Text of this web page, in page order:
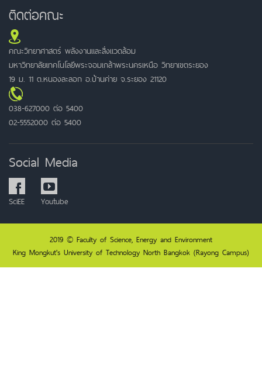
ติดต่อคณะ
คณะวิทยาศาสตร์ พลังงานและสิ่งแวดล้อม
มหาวิทยาลัยเทคโนโลยีพระจอมเกล้าพระนครเหนือ วิทยาเขตระยอง
19 ม. 11 ต.หนองละลอก อ.บ้านค่าย จ.ระยอง 21120
038-627000 ต่อ 5400
02-5552000 ต่อ 5400
Social Media
SciEE Youtube
2019 © Faculty of Science, Energy and Environment
King Mongkut's University of Technology North Bangkok (Rayong Campus)